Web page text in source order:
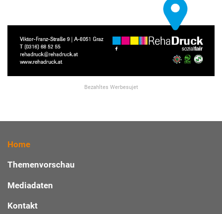
Bezahltes Werbesujet
Home
Themenvorschau
Mediadaten
Kontakt